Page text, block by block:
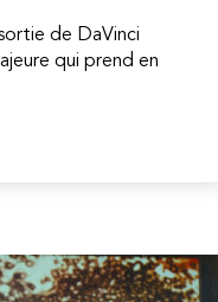
de DaVinci
qui prend en